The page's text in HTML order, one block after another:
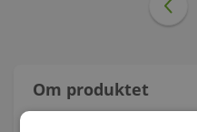
Om produktet
DIMMER 2000